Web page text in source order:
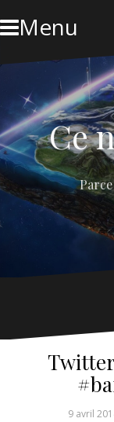
to
contentMenu
Ce
9 avril